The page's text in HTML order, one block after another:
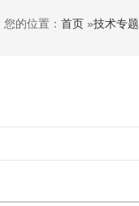
您的位置： 首页 »技术专题